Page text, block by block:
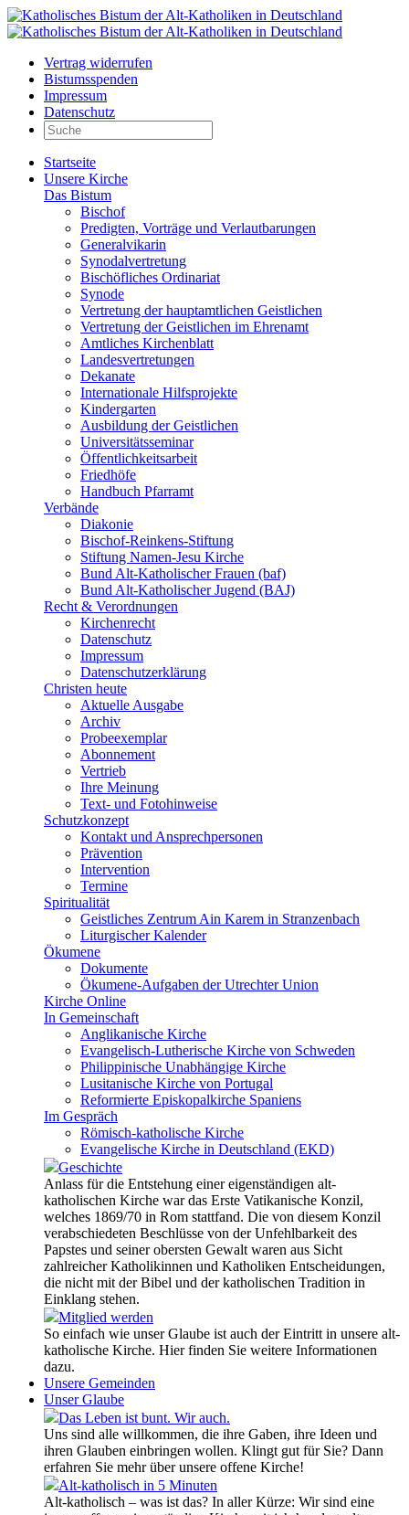
Vertrag widerrufen
Bistumsspenden
Impressum
Datenschutz
Startseite
Unsere Kirche
Das Bistum
Bischof
Predigten, Vorträge und Verlautbarungen
Generalvikarin
Synodalvertretung
Bischöfliches Ordinariat
Synode
Vertretung der hauptamtlichen Geistlichen
Vertretung der Geistlichen im Ehrenamt
Amtliches Kirchenblatt
Landesvertretungen
Dekanate
Internationale Hilfsprojekte
Kindergarten
Ausbildung der Geistlichen
Universitätsseminar
Öffentlichkeitsarbeit
Friedhöfe
Handbuch Pfarramt
Verbände
Diakonie
Bischof-Reinkens-Stiftung
Stiftung Namen-Jesu Kirche
Bund Alt-Katholischer Frauen (baf)
Bund Alt-Katholischer Jugend (BAJ)
Recht & Verordnungen
Kirchenrecht
Datenschutz
Impressum
Datenschutzerklärung
Christen heute
Aktuelle Ausgabe
Archiv
Probeexemplar
Abonnement
Vertrieb
Ihre Meinung
Text- und Fotohinweise
Schutzkonzept
Kontakt und Ansprechpersonen
Prävention
Intervention
Termine
Spiritualität
Geistliches Zentrum Ain Karem in Stranzenbach
Liturgischer Kalender
Ökumene
Dokumente
Ökumene-Aufgaben der Utrechter Union
Kirche Online
In Gemeinschaft
Anglikanische Kirche
Evangelisch-Lutherische Kirche von Schweden
Philippinische Unabhängige Kirche
Lusitanische Kirche von Portugal
Reformierte Episkopalkirche Spaniens
Im Gespräch
Römisch-katholische Kirche
Evangelische Kirche in Deutschland (EKD)
Geschichte
Anlass für die Entstehung einer eigenständigen alt-
katholischen Kirche war das Erste Vatikanische Konzil,
welches 1869/70 in Rom stattfand. Die von diesem Konzil
verabschiedeten Beschlüsse von der Unfehlbarkeit des
Papstes und seiner obersten Gewalt waren aus Sicht
zahlreicher Katholikinnen und Katholiken Entscheidungen,
die nicht mit der Bibel und der katholischen Tradition in
Einklang stehen.
Mitglied werden
So einfach wie unser Glaube ist auch der Eintritt in unsere alt-
katholische Kirche. Hier finden Sie weitere Informationen
dazu.
Unsere Gemeinden
Unser Glaube
Das Leben ist bunt. Wir auch.
Uns sind alle willkommen, die ihre Gaben, ihre Ideen und
ihren Glauben einbringen wollen. Klingt gut für Sie? Dann
erfahren Sie mehr über unsere offene Kirche!
Alt-katholisch in 5 Minuten
Alt-katholisch – was ist das? In aller Kürze: Wir sind eine